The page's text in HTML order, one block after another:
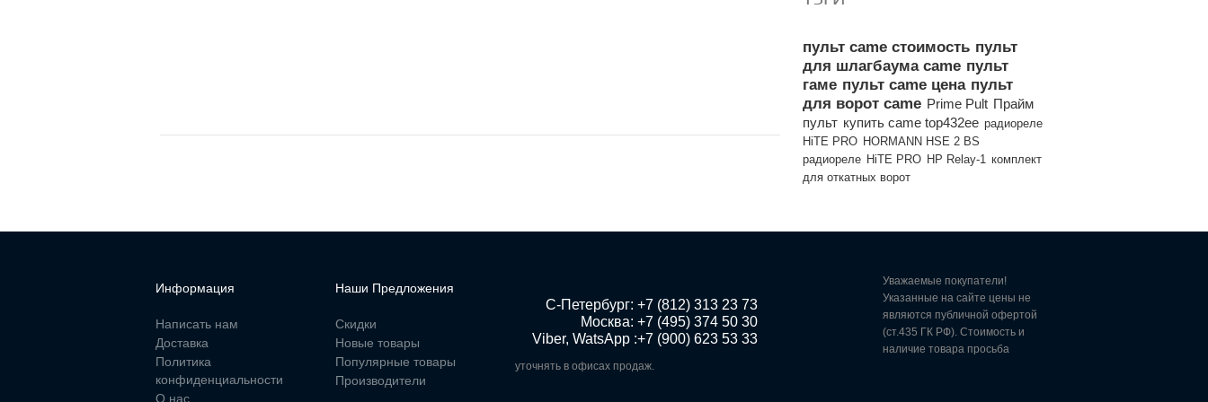
пульт came стоимость пульт
для шлагбаума came пульт
гаме пульт came цена пульт
для ворот came Prime Pult Прайм
пульт купить came top432ee радиореле
HiTE PRO HORMANN HSE 2 BS
радиореле HiTE PRO HP Relay-1 комплект
для откатных ворот
Информация
Написать нам
Доставка
Политика
конфиденциальности
О нас
Наши Предложения
Скидки
Новые товары
Популярные товары
Производители
Москва: +7 (495) 374 50 30
Viber, WatsApp :+7 (900) 623 53 33
Уважаемые покупатели!
Указанные на сайте цены не
являются публичной офертой
(ст.435 ГК РФ). Стоимость и
наличие товара просьба
уточнять в офисах продаж.